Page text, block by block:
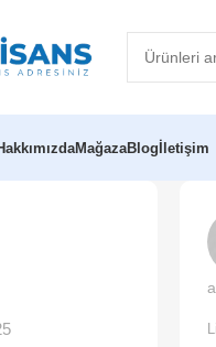
MağazaBlogİletişim